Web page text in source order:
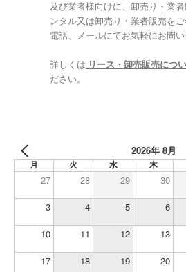
及び業者様向けに、卸売り・業
ンタル又は卸売り・業者販売を
電話、メールにてお気軽にお問い
詳しくは リース・卸売販売につ
ださい。
2026年 8月
月 火 水 木
27 28 29 30
3 4 5 6
10 11 12 13
17 18 19 20